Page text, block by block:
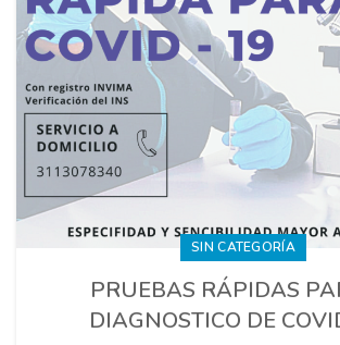
SIN CATEGORÍA
PRUEBAS RÁPIDAS
DIAGNOSTICO DE